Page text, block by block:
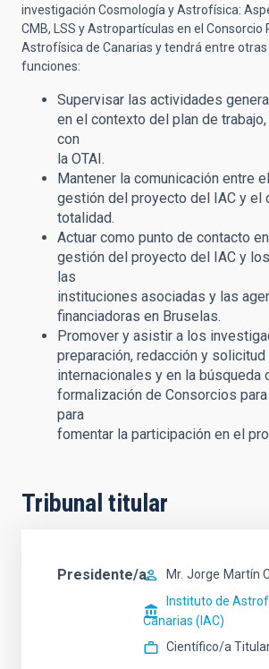
investigación Cosmología y Astrofísica:
CMB, LSS y Astropartículas en el Consorcio
Astrofísica de Canarias ytendrá entre
funciones:
Supervisar las actividades
en el contexto del plan de
con
la OTAI.
Mantener la comunicación entre
gestión del proyecto del IAC y el
totalidad.
Actuar como punto de contacto
gestión del proyecto del IAC y
las
instituciones asociadas y las
financiadoras en Bruselas.
Promover y asistir a los
preparación, redacción y
internacionales y en la búsqueda
formalización de Consorcios
para
fomentar la participación en el
Tribunal titular
Presidente/a Mr. Jorge Martín
Instituto de
Canarias (IAC)
Científico/a